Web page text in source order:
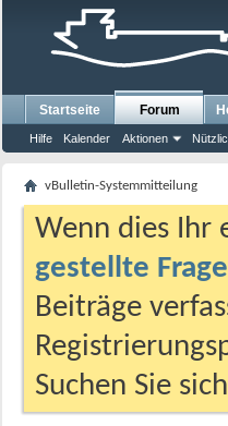
Startseite Forum
Hilfe Kalender Aktionen
vBulletin-Systemmitteilung
Wenn dies Ihr
gestellte
Beiträge
Suchen Sie